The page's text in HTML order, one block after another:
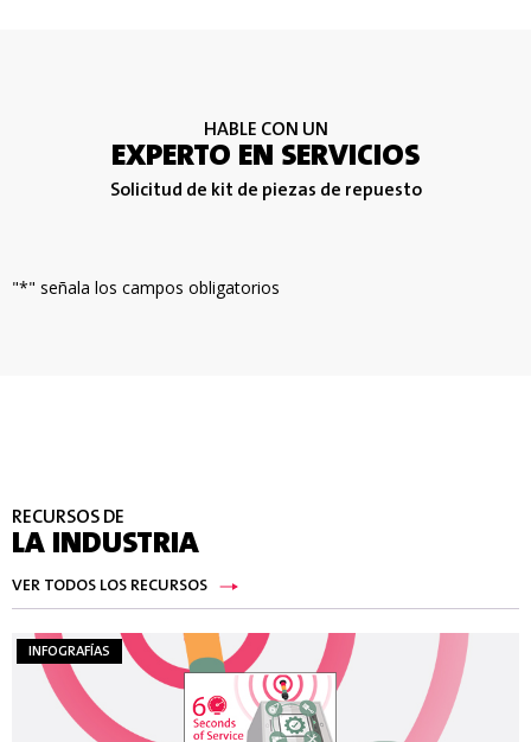
HABLE CON UN
EXPERTO EN SERVICIOS
Solicitud de kit de piezas de repuesto
"*" señala los campos obligatorios
RECURSOS DE
LA INDUSTRIA
VER TODOS LOS RECURSOS
INFOGRAFÍAS